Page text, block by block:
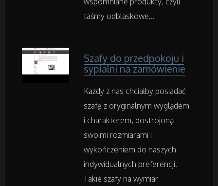
Transport
Części Samochodowe
Wynajem
Usługi Motoryzacyjne
Salony, Komisy
taśmy odblaskowe...
Szafy do przedpokoju i
sypialni na zamówienie
Każdy z nas chciałby posiadać
szafę z oryginalnym wyglądem
i charakterem, dostrojoną
swoimi rozmiarami i
wykończeniem do naszych
indywidualnych preferencji.
Takie szafy na wymiar